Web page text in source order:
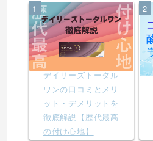
1
デイリーズトータル
ワンの口コミとメリ
ット・デメリットを
徹底解説【歴代最高
の付け心地】
2